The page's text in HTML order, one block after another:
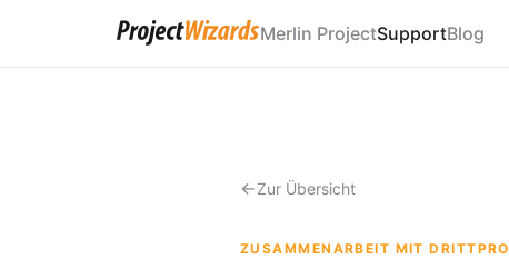
Merlin ProjectSupportBlog
Zur Übersicht
ZUSAMMENARBEIT MIT